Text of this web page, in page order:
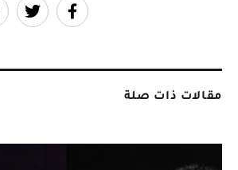
مقالات ذات صلة